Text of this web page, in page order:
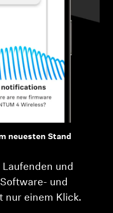
neuesten Stand
und
und
nur einem Klick.